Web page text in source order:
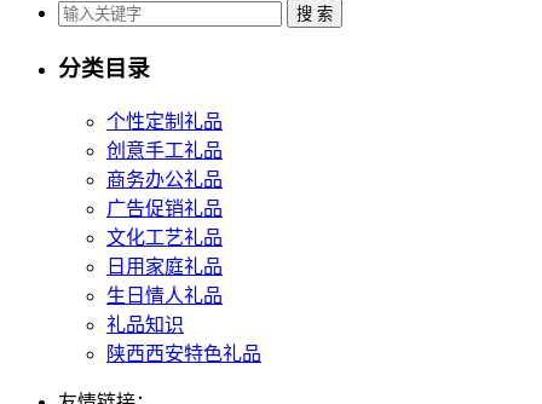
分类目录
个性定制礼品
创意手工礼品
商务办公礼品
广告促销礼品
文化工艺礼品
日用家庭礼品
生日情人礼品
礼品知识
陕西西安特色礼品